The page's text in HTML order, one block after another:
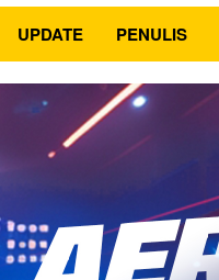
UPDATE PENULIS